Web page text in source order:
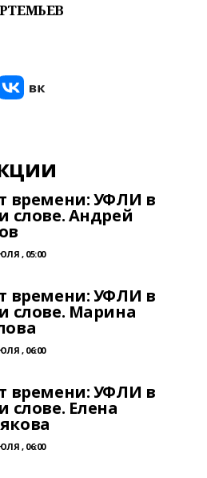
времени: УФЛИ в
слове. Андрей
, 05:00
времени: УФЛИ в
слове. Марина
, 06:00
времени: УФЛИ в
слове. Елена
, 06:00